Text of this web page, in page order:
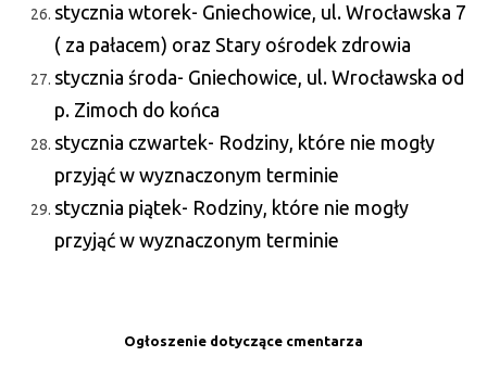
stycznia wtorek- Gniechowice, ul. Wrocławska 7
( za pałacem) oraz Stary ośrodek zdrowia
stycznia środa- Gniechowice, ul. Wrocławska od
p. Zimoch do końca
stycznia czwartek- Rodziny, które nie mogły
przyjąć w wyznaczonym terminie
stycznia piątek- Rodziny, które nie mogły
przyjąć w wyznaczonym terminie
Ogłoszenie dotyczące cmentarza